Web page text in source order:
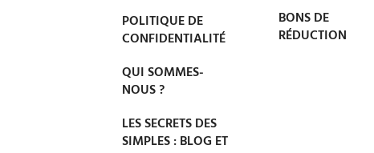
POLITIQUE DE
CONFIDENTIALITÉ
QUI SOMMES-
NOUS ?
LES SECRETS DES
SIMPLES : BLOG ET
BONS DE
RÉDUCTION